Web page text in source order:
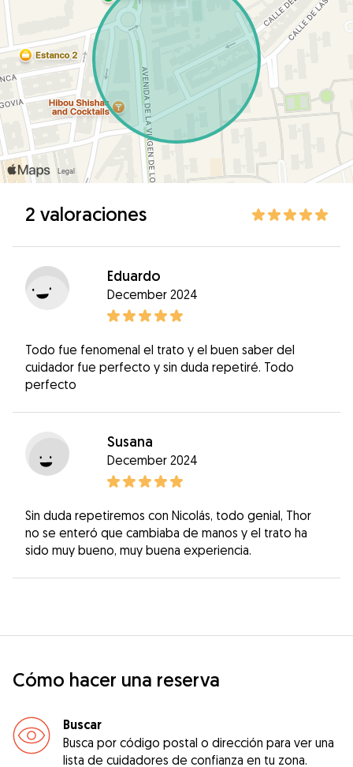
2 valoraciones
Eduardo
December 2024
Todo fue fenomenal el trato y el buen saber del
cuidador fue perfecto y sin duda repetiré. Todo
perfecto
Susana
December 2024
Sin duda repetiremos con Nicolás, todo genial, Thor
no se enteró que cambiaba de manos y el trato ha
sido muy bueno, muy buena experiencia.
Cómo hacer una reserva
Buscar
Busca por código postal o dirección para ver una
lista de cuidadores de confianza en tu zona.